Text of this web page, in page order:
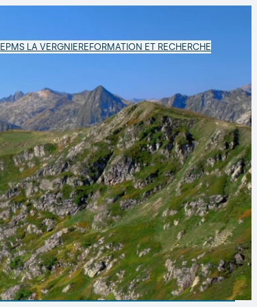
EPMS LA VERGNIERE FORMATION ET RECHERCHE